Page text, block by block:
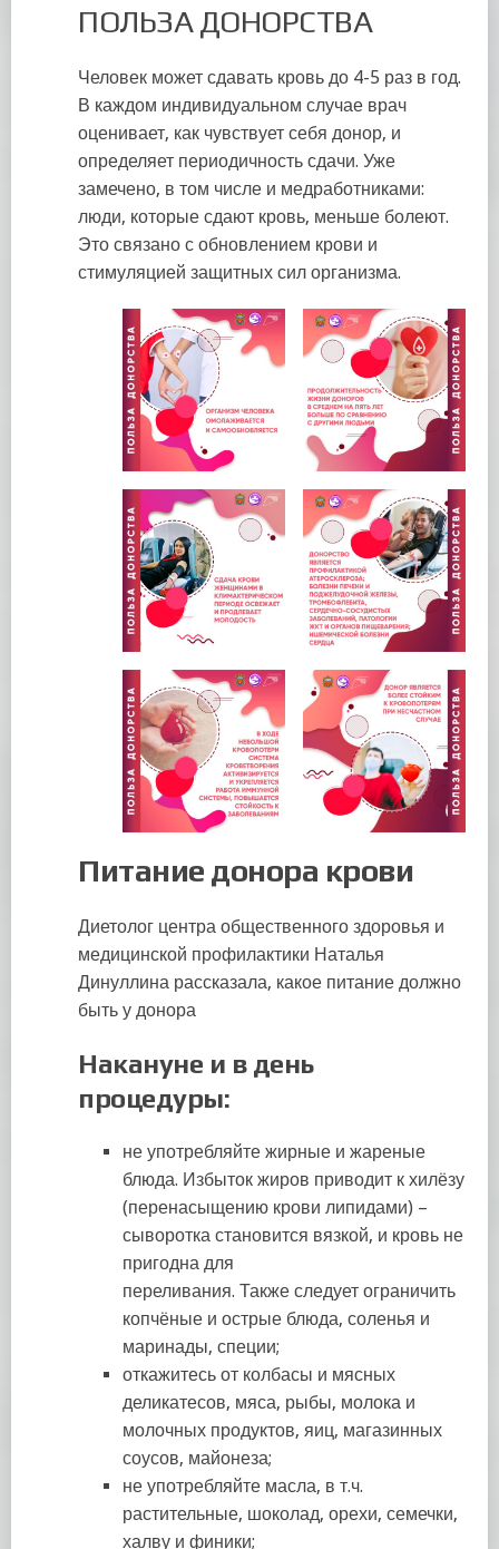
ПОЛЬЗА ДОНОРСТВА
Человек может сдавать кровь до 4-5 раз в год.
В каждом индивидуальном случае врач
оценивает, как чувствует себя донор, и
определяет периодичность сдачи. Уже
замечено, в том числе и медработниками:
люди, которые сдают кровь, меньше болеют.
Это связано с обновлением крови и
стимуляцией защитных сил организма.
Питание донора крови
Диетолог центра общественного здоровья и
медицинской профилактики Наталья
Динуллина рассказала, какое питание должно
быть у донора
Накануне и в день
процедуры:
не употребляйте жирные и жареные
блюда. Избыток жиров приводит к хилёзу
(перенасыщению крови липидами) –
сыворотка становится вязкой, и кровь не
пригодна для
переливания. Также следует ограничить
копчёные и острые блюда, соленья и
маринады, специи;
откажитесь от колбасы и мясных
деликатесов, мяса, рыбы, молока и
молочных продуктов, яиц, магазинных
соусов, майонеза;
не употребляйте масла, в т.ч.
растительные, шоколад, орехи, семечки,
халву и финики;